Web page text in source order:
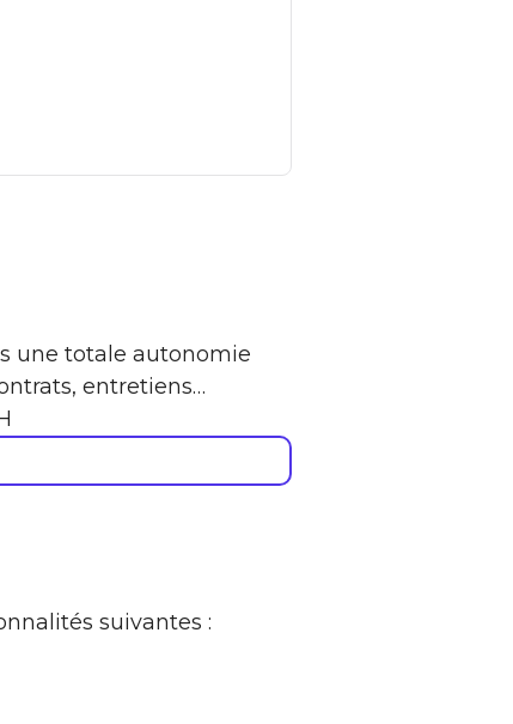
une totale autonomie
entretiens…
suivantes :